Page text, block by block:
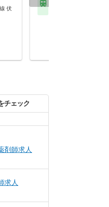
伏
チェック
剤師求人
求人